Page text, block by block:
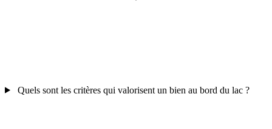
Quels sont les critères qui valorisent un bien au bord du lac ?